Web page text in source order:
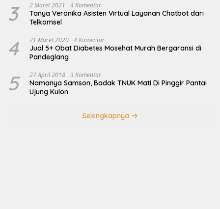
3 2 Maret 2021 4 Komentar
Tanya Veronika Asisten Virtual Layanan Chatbot dari
Telkomsel
4 21 Maret 2020 4 Komentar
Jual 5+ Obat Diabetes Mosehat Murah Bergaransi di
Pandeglang
5 27 April 2018 3 Komentar
Namanya Samson, Badak TNUK Mati Di Pinggir Pantai
Ujung Kulon
Selengkapnya